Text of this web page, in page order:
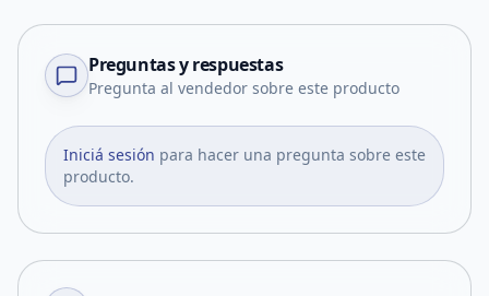
Preguntas y respuestas
Pregunta al vendedor sobre este producto
Iniciá sesión para hacer una pregunta sobre este
producto.